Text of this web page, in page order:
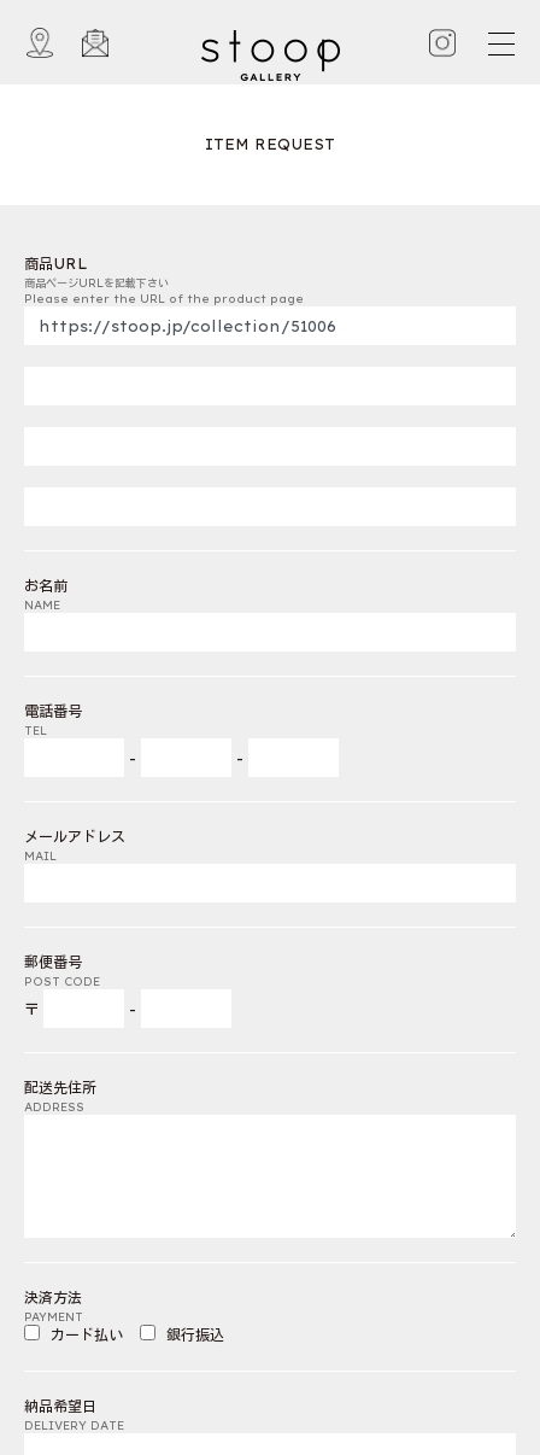
ITEM REQUEST
商品URL
商品ページURLを記載下さい
Please enter the URL of the product page
お名前
NAME
電話番号
TEL
- -
メールアドレス
MAIL
郵便番号
POST CODE
〒 -
配送先住所
ADDRESS
決済方法
PAYMENT
カード払い 銀行振込
納品希望日
DELIVERY DATE